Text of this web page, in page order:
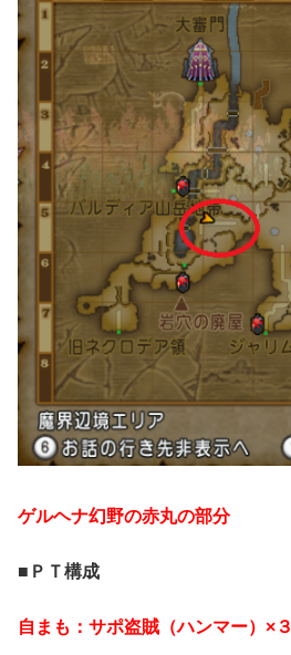
ゲルヘナ幻野の赤丸の部分
■ＰＴ構成
自まも：サポ盗賊（ハンマー）×３